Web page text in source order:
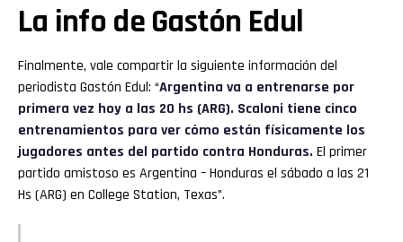
La info de Gastón Edul
Finalmente, vale compartir la siguiente información del
periodista Gastón Edul: “Argentina va a entrenarse por
primera vez hoy a las 20 hs (ARG). Scaloni tiene cinco
entrenamientos para ver cómo están físicamente los
jugadores antes del partido contra Honduras. El primer
partido amistoso es Argentina – Honduras el sábado a las 21
Hs (ARG) en College Station, Texas”.